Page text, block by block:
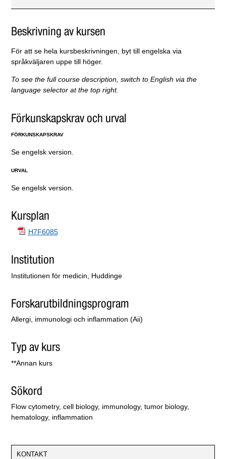
Beskrivning av kursen
För att se hela kursbeskrivningen, byt till engelska via
språkväljaren uppe till höger.
To see the full course description, switch to English via the
language selector at the top right.
Förkunskapskrav och urval
FÖRKUNSKAPSKRAV
Se engelsk version.
URVAL
Se engelsk version.
Kursplan
H7F6085
Institution
Institutionen för medicin, Huddinge
Forskarutbildningsprogram
Allergi, immunologi och inflammation (Aii)
Typ av kurs
**Annan kurs
Sökord
Flow cytometry, cell biology, immunology, tumor biology,
hematology, inflammation
KONTAKT